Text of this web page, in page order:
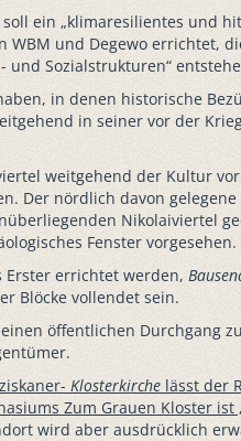
ein „klimaresilientes und
und Degewo errichtet,
und Sozialstrukturen“
in denen historische
in seiner vor der
weitgehend der Kultur
Der nördlich davon
Nikolaiviertel
Fenster vorgesehen.
Erster errichtet werden,
Blöcke vollendet sein.
öffentlichen Durchgang
Klosterkirche lässt der
Zum Grauen Kloster
wird aber ausdrücklich